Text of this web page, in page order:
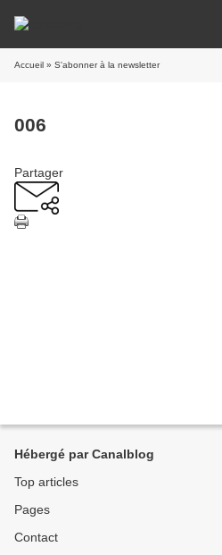
Accueil » S'abonner à la newsletter
006
Partager
Hébergé par Canalblog
Top articles
Pages
Contact